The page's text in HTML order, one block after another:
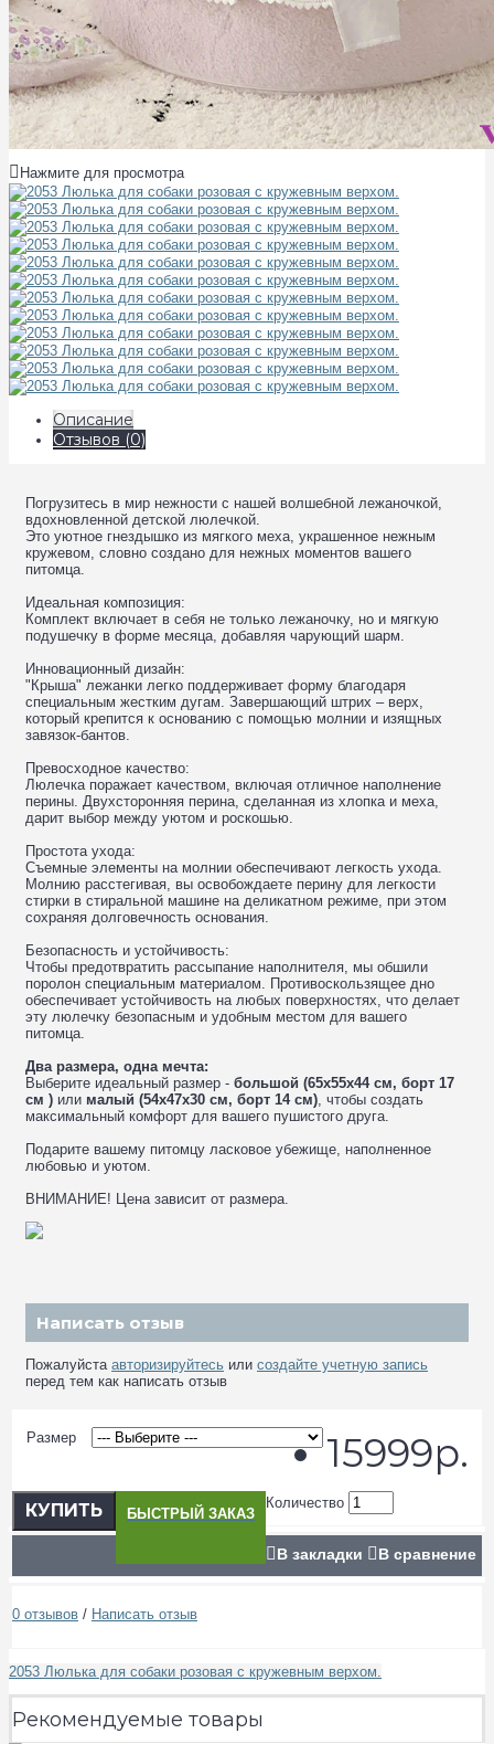
Нажмите для просмотра
Описание
Отзывов (0)
Погрузитесь в мир нежности с нашей волшебной лежаночкой,
вдохновленной детской люлечкой.
Это уютное гнездышко из мягкого меха, украшенное нежным
кружевом, словно создано для нежных моментов вашего
питомца.
Идеальная композиция:
Комплект включает в себя не только лежаночку, но и мягкую
подушечку в форме месяца, добавляя чарующий шарм.
Инновационный дизайн:
"Крыша" лежанки легко поддерживает форму благодаря
специальным жестким дугам. Завершающий штрих – верх,
который крепится к основанию с помощью молнии и изящных
завязок-бантов.
Превосходное качество:
Люлечка поражает качеством, включая отличное наполнение
перины. Двухсторонняя перина, сделанная из хлопка и меха,
дарит выбор между уютом и роскошью.
Простота ухода:
Съемные элементы на молнии обеспечивают легкость ухода.
Молнию расстегивая, вы освобождаете перину для легкости
стирки в стиральной машине на деликатном режиме, при этом
сохраняя долговечность основания.
Безопасность и устойчивость:
Чтобы предотвратить рассыпание наполнителя, мы обшили
поролон специальным материалом. Противоскользящее дно
обеспечивает устойчивость на любых поверхностях, что делает
эту люлечку безопасным и удобным местом для вашего
питомца.
Два размера, одна мечта:
Выберите идеальный размер - большой (65x55x44 см, борт 17
см ) или малый (54x47x30 см, борт 14 см), чтобы создать
максимальный комфорт для вашего пушистого друга.
Подарите вашему питомцу ласковое убежище, наполненное
любовью и уютом.
ВНИМАНИЕ! Цена зависит от размера.
Написать отзыв
Пожалуйста авторизируйтесь или создайте учетную запись
перед тем как написать отзыв
Размер 15999р.
Количество
КУПИТЬ БЫСТРЫЙ ЗАКАЗ
В закладки В сравнение
0 отзывов / Написать отзыв
2053 Люлька для собаки розовая с кружевным верхом.
Рекомендуемые товары